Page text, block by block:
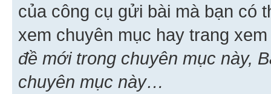
của công cụ gửi bài mà bạn có
xem chuyên mục hay trang
đề mới trong chuyên mục này,
chuyên mục này…